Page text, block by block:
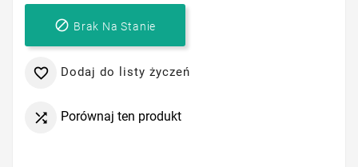
 Brak Na Stanie
 Dodaj do listy życzeń
 Porównaj ten produkt